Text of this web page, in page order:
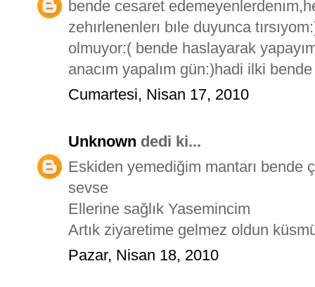
bende cesaret
zehırlenenlerı bıle duyunca
olmuyor:( bende haslayarak
anacım yapalım gün:)hadi ilki
Cumartesi, Nisan 17, 2010
Unknown dedi ki...
Eskiden yemediğim mantarı bende
sevse
Ellerine sağlık Yasemincim
Artık ziyaretime gelmez oldun
Pazar, Nisan 18, 2010